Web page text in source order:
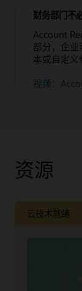
财务部门不
Account
部分，企
本或自定义
视频：
资源
云技术就绪